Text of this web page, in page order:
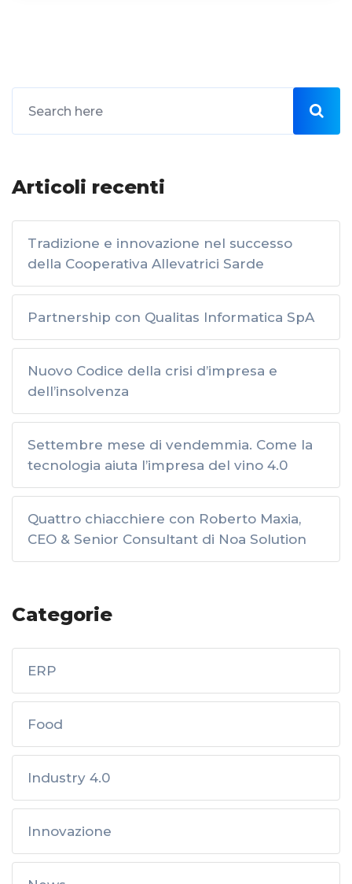
Articoli recenti
Tradizione e innovazione nel successo
della Cooperativa Allevatrici Sarde
Partnership con Qualitas Informatica SpA
Nuovo Codice della crisi d’impresa e
dell’insolvenza
Settembre mese di vendemmia. Come la
tecnologia aiuta l’impresa del vino 4.0
Quattro chiacchiere con Roberto Maxia,
CEO & Senior Consultant di Noa Solution
Categorie
ERP
Food
Industry 4.0
Innovazione